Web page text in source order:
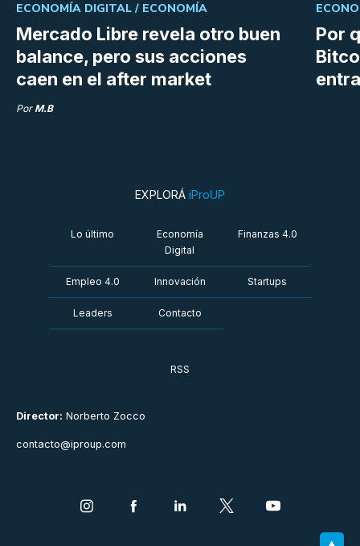
Mercado Libre revela otro buen
balance, pero sus acciones
caen en el after market
ECONOMÍA DIGITAL / ECONOMÍA
Por M.B
Por
Director: Norberto Zocco
contacto@iproup.com
EXPLORÁ iProUP
Lo último
Economía
Digital
Finanzas 4.0
Empleo 4.0 Innovación Startups
Leaders Contacto
RSS